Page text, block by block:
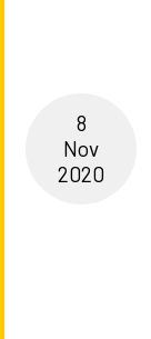
8
Nov
2020